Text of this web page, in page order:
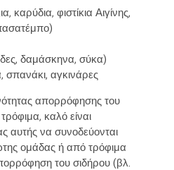
καρύδια, φιστίκια Αιγίνης,
δαμάσκηνα, σύκα)
σπανάκι, αγκινάρες
απορρόφησης του
καλό είναι
αυτής να συνοδεύονται
ομάδας ή από τρόφιμα
του σιδήρου (βλ.